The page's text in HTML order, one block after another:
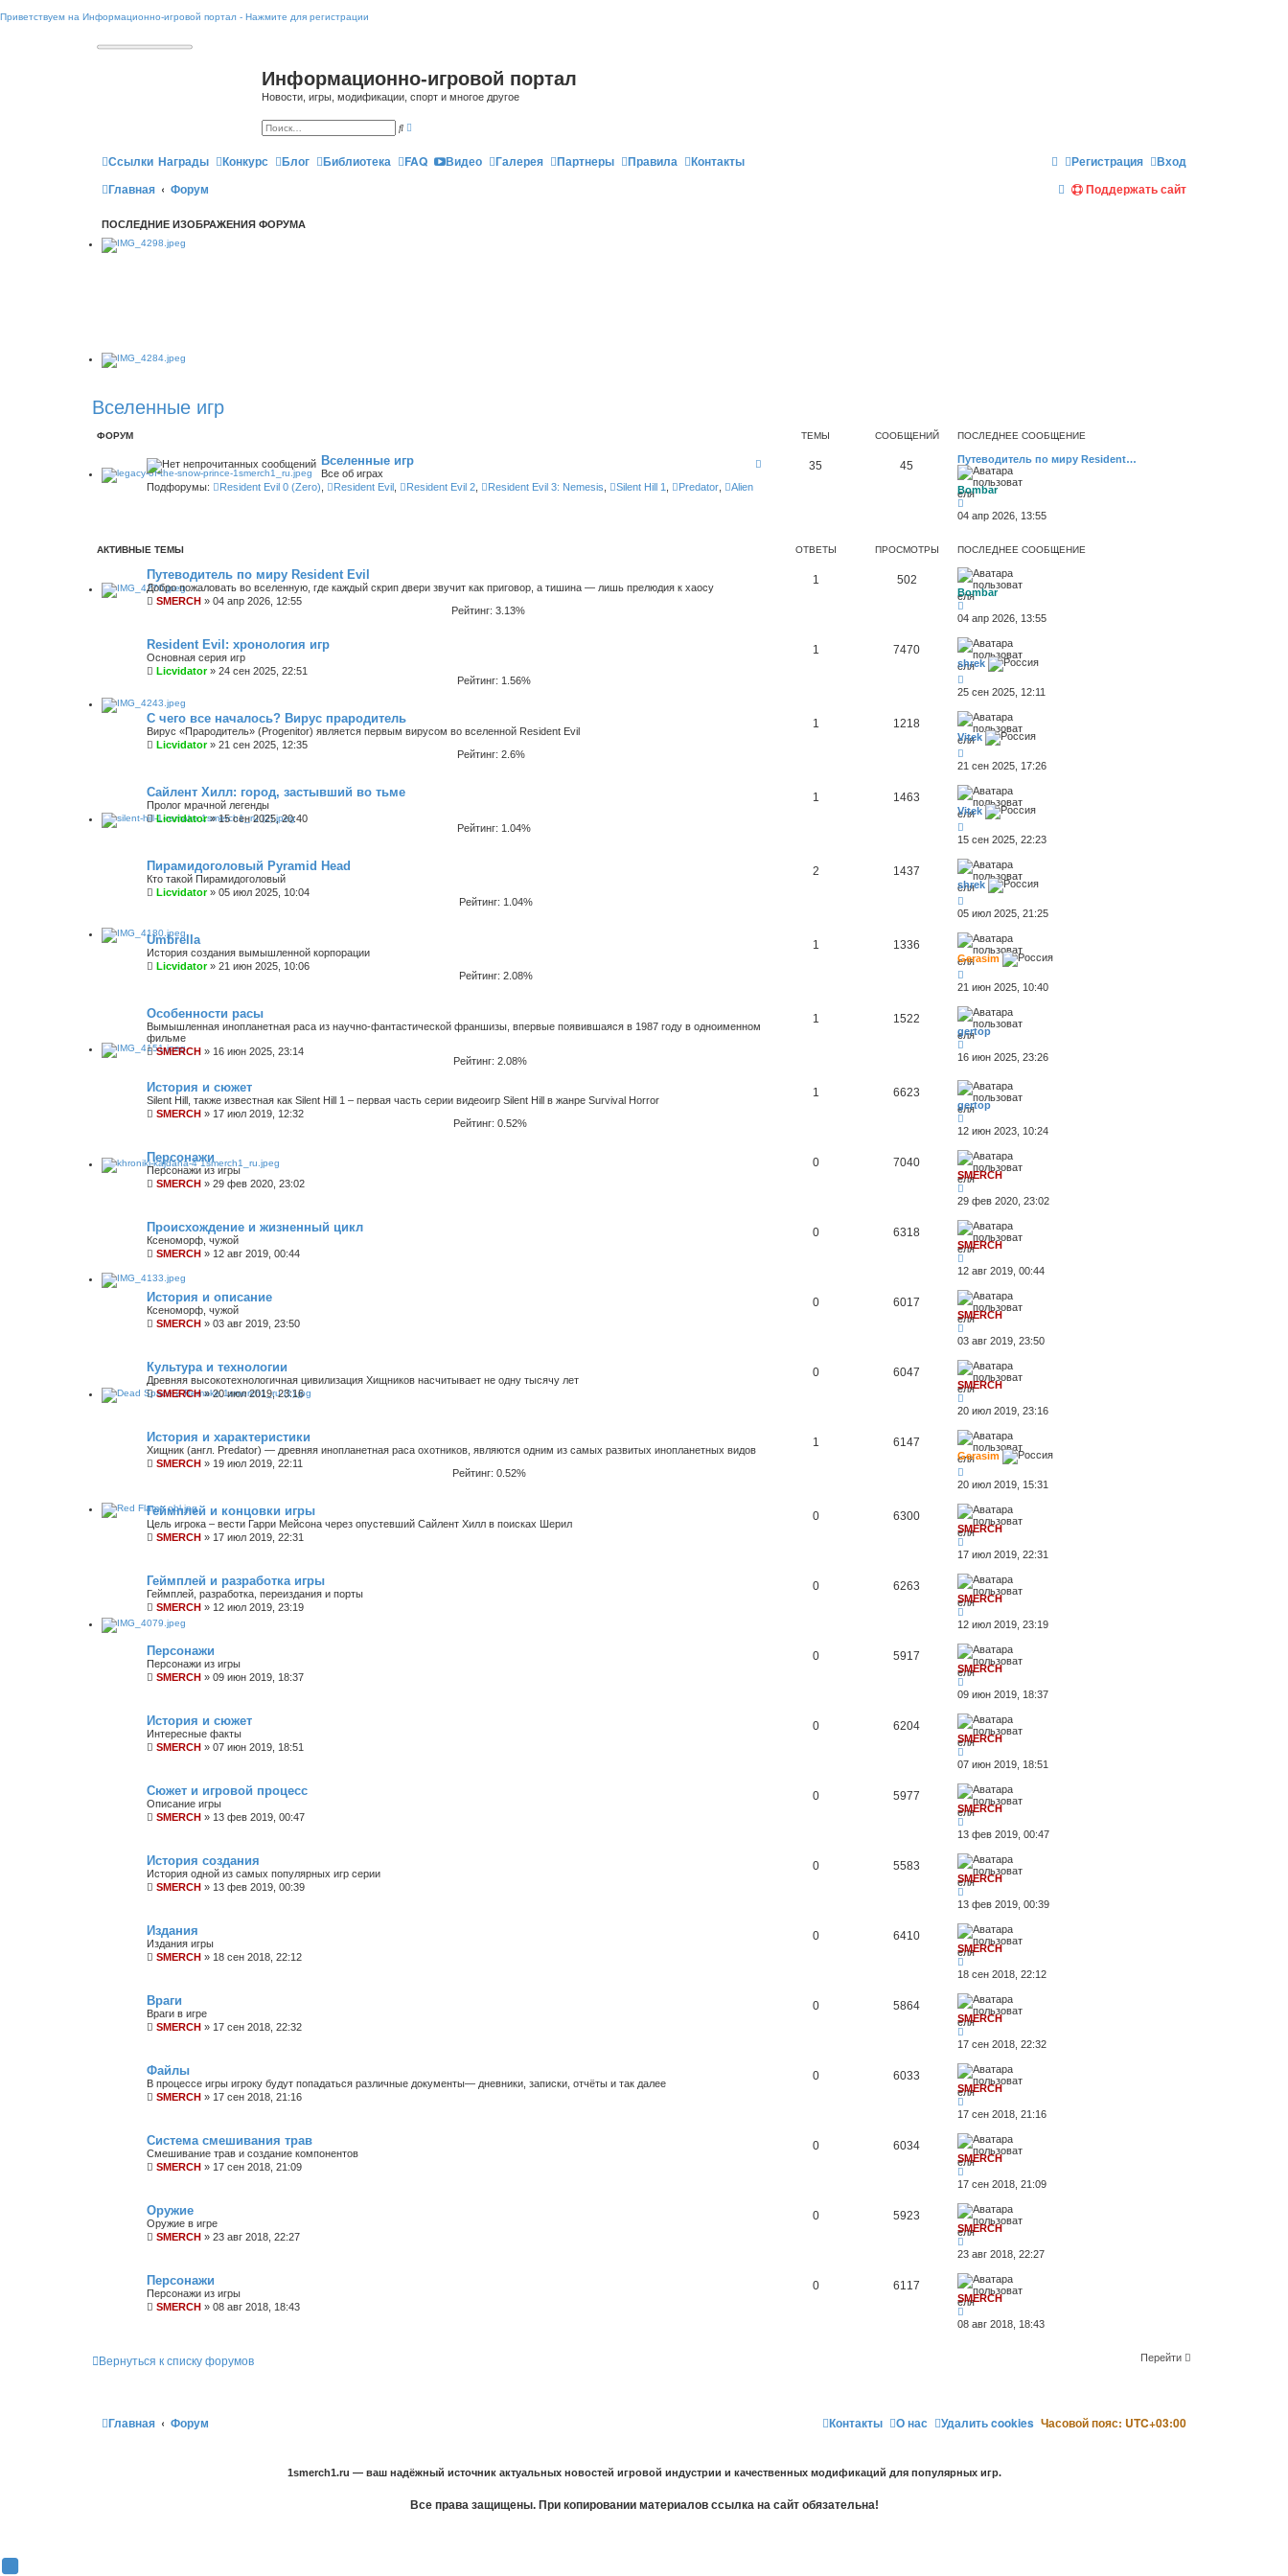
Приветствуем на Информационно-игровой портал - Нажмите для регистрации
Информационно-игровой портал
Новости, игры, модификации, спорт и многое другое
П
с
к
ш
и
Ссылки Награды Конкурс Блог Библиотека FAQ Видео Галерея Партнеры Правила Контакты Вход
Регистрация
Главная
Форум Поддержать сайт
П
ПОСЛЕДНИЕ ИЗОБРАЖЕНИЯ ФОРУМА
Вселенные игр
ФОРУМ ТЕМЫ СООБЩЕНИЙ ПОСЛЕДНЕЕ СООБЩЕНИЕ
Вселенные игр
Все об играх
Подфорумы:
Resident Evil 0 (Zero) Resident Evil Resident Evil 2 Resident Evil 3: Nemesis Silent Hill 1 Predator Alien
35 45 Путеводитель по миру Resident…
Bombar
П
е
р
й
и
к
п
о
с
е
д
н
е
у
о
о
б
е
и
ю
04 апр 2026, 13:55
АКТИВНЫЕ ТЕМЫ ОТВЕТЫ ПРОСМОТРЫ ПОСЛЕДНЕЕ СООБЩЕНИЕ
Путеводитель по миру Resident Evil
Добро пожаловать во вселенную, где каждый скрип двери звучит как приговор, а тишина — лишь прелюдия к хаосу
SMERCH » 04 апр 2026, 12:55
Рейтинг: 3.13%
1 502
Bombar
04 апр 2026, 13:55
Resident Evil: хронология игр
Основная серия игр
Licvidator» 24 сен 2025, 22:51
Рейтинг: 1.56%
1 7470
shrek
25 сен 2025, 12:11
С чего все началось? Вирус прародитель
Вирус «Прародитель» (Progenitor) является первым вирусом во вселенной Resident Evil
Licvidator» 21 сен 2025, 12:35
Рейтинг: 2.6%
1 1218
Vitek
21 сен 2025, 17:26
Сайлент Хилл: город, застывший во тьме
Пролог мрачной легенды
Licvidator»15 сен 2025, 20:40
Рейтинг: 1.04%
1 1463
Vitek
15 сен 2025, 22:23
Пирамидоголовый Pyramid Head
Кто такой Пирамидоголовый
Licvidator» 05 июл 2025, 10:04
Рейтинг: 1.04%
2 1437
shrek
05 июл 2025, 21:25
Umbrella
История создания вымышленной корпорации
Licvidator» 21 июн 2025, 10:06
Рейтинг: 2.08%
1 1336
Gerasim
21 июн 2025, 10:40
Особенности расы
Вымышленная инопланетная раса из научно-фантастической франшизы, впервые появившаяся в 1987 году в одноименном
фильме
SMERCH » 16 июн 2025, 23:14
Рейтинг: 2.08%
1 1522
gertop
16 июн 2025, 23:26
История и сюжет
Silent Hill, также известная как Silent Hill 1 – первая часть серии видеоигр Silent Hill в жанре Survival Horror
SMERCH » 17 июл 2019, 12:32
Рейтинг: 0.52%
1 6623
gertop
12 июн 2023, 10:24
Персонажи
Персонажи из игры
SMERCH » 29 фев 2020, 23:02
0 7040
SMERCH
29 фев 2020, 23:02
Происхождение и жизненный цикл
Ксеноморф, чужой
SMERCH » 12 авг 2019, 00:44
0 6318
SMERCH
12 авг 2019, 00:44
История и описание
Ксеноморф, чужой
SMERCH » 03 авг 2019, 23:50
0 6017
SMERCH
03 авг 2019, 23:50
Культура и технологии
Древняя высокотехнологичная цивилизация Хищников насчитывает не одну тысячу лет
SMERCH»20 июл 2019, 23:16
0 6047
SMERCH
20 июл 2019, 23:16
История и характеристики
Хищник (англ. Predator) — древняя инопланетная раса охотников, являются одним из самых развитых инопланетных видов
SMERCH » 19 июл 2019, 22:11
Рейтинг: 0.52%
1 6147
Gerasim
20 июл 2019, 15:31
Геймплей и концовки игры
Цель игрока – вести Гарри Мейсона через опустевший Сайлент Хилл в поисках Шерил
SMERCH » 17 июл 2019, 22:31
0 6300
SMERCH
17 июл 2019, 22:31
Геймплей и разработка игры
Геймплей, разработка, переиздания и порты
SMERCH » 12 июл 2019, 23:19
0 6263
SMERCH
12 июл 2019, 23:19
Персонажи
Персонажи из игры
SMERCH » 09 июн 2019, 18:37
0 5917
SMERCH
09 июн 2019, 18:37
История и сюжет
Интересные факты
SMERCH » 07 июн 2019, 18:51
0 6204
SMERCH
07 июн 2019, 18:51
Сюжет и игровой процесс
Описание игры
SMERCH » 13 фев 2019, 00:47
0 5977
SMERCH
13 фев 2019, 00:47
История создания
История одной из самых популярных игр серии
SMERCH » 13 фев 2019, 00:39
0 5583
SMERCH
13 фев 2019, 00:39
Издания
Издания игры
SMERCH » 18 сен 2018, 22:12
0 6410
SMERCH
18 сен 2018, 22:12
Враги
Враги в игре
SMERCH » 17 сен 2018, 22:32
0 5864
SMERCH
17 сен 2018, 22:32
Файлы
В процессе игры игроку будут попадаться различные документы— дневники, записки, отчёты и так далее
SMERCH » 17 сен 2018, 21:16
0 6033
SMERCH
17 сен 2018, 21:16
Система смешивания трав
Смешивание трав и создание компонентов
SMERCH » 17 сен 2018, 21:09
0 6034
SMERCH
17 сен 2018, 21:09
Оружие
Оружие в игре
SMERCH » 23 авг 2018, 22:27
0 5923
SMERCH
23 авг 2018, 22:27
Персонажи
Персонажи из игры
SMERCH » 08 авг 2018, 18:43
0 6117
SMERCH
08 авг 2018, 18:43
Вернуться к списку форумов Перейти
Главная Форум Часовой пояс: UTC+03:00
Удалить cookies
О нас
Контакты
1smerch1.ru — ваш надёжный источник актуальных новостей игровой индустрии и качественных модификаций для популярных игр.
Все права защищены. При копировании материалов ссылка на сайт обязательна!